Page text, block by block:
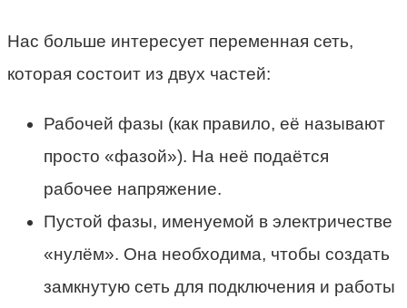
Нас больше интересует переменная сеть,
которая состоит из двух частей:
Рабочей фазы (как правило, её называют
просто «фазой»). На неё подаётся
рабочее напряжение.
Пустой фазы, именуемой в электричестве
«нулём». Она необходима, чтобы создать
замкнутую сеть для подключения и работы